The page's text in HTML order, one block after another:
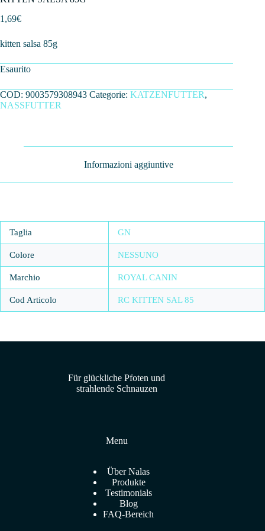
1,69€
kitten salsa 85g
Esaurito
COD: 9003579308943 Categorie: KATZENFUTTER,
NASSFUTTER
Informazioni aggiuntive
Taglia GN
Colore NESSUNO
Marchio ROYAL CANIN
Cod Articolo RC KITTEN SAL 85
Für glückliche Pfoten und
strahlende Schnauzen
Menu
Über Nalas
Produkte
Testimonials
Blog
FAQ-Bereich